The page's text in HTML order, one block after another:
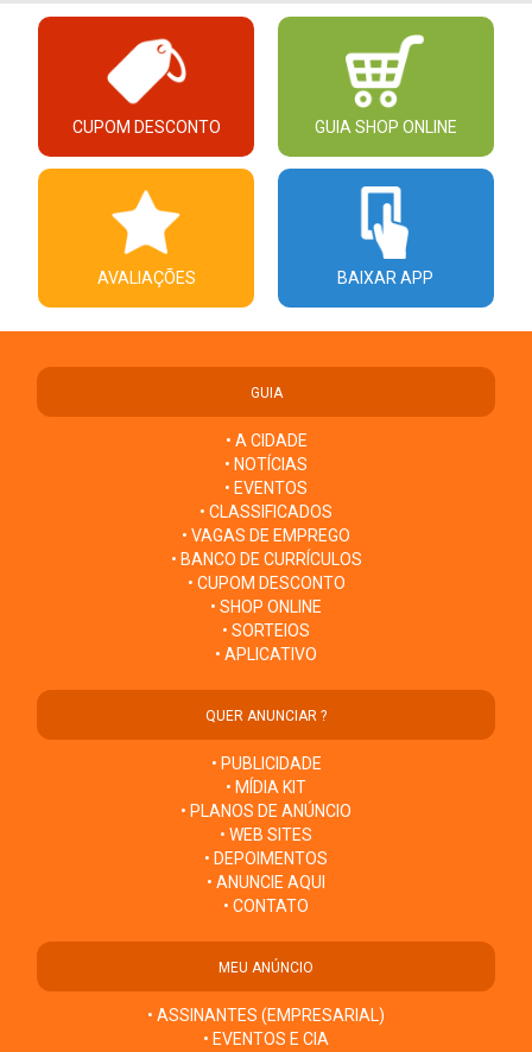
CUPOM DESCONTO GUIA SHOP ONLINE
AVALIAÇÕES BAIXAR APP
GUIA
• A CIDADE
• NOTÍCIAS
• EVENTOS
• CLASSIFICADOS
• VAGAS DE EMPREGO
• BANCO DE CURRÍCULOS
• CUPOM DESCONTO
• SHOP ONLINE
• SORTEIOS
• APLICATIVO
QUER ANUNCIAR ?
• PUBLICIDADE
• MÍDIA KIT
• PLANOS DE ANÚNCIO
• WEB SITES
• DEPOIMENTOS
• ANUNCIE AQUI
• CONTATO
MEU ANÚNCIO
• ASSINANTES (EMPRESARIAL)
• EVENTOS E CIA